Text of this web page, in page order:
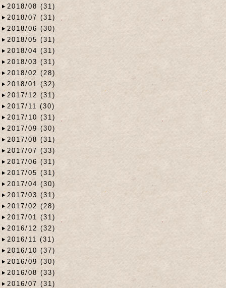
2018/08 (31)
2018/07 (31)
2018/06 (30)
2018/05 (31)
2018/04 (31)
2018/03 (31)
2018/02 (28)
2018/01 (32)
2017/12 (31)
2017/11 (30)
2017/10 (31)
2017/09 (30)
2017/08 (31)
2017/07 (33)
2017/06 (31)
2017/05 (31)
2017/04 (30)
2017/03 (31)
2017/02 (28)
2017/01 (31)
2016/12 (32)
2016/11 (31)
2016/10 (37)
2016/09 (30)
2016/08 (33)
2016/07 (31)